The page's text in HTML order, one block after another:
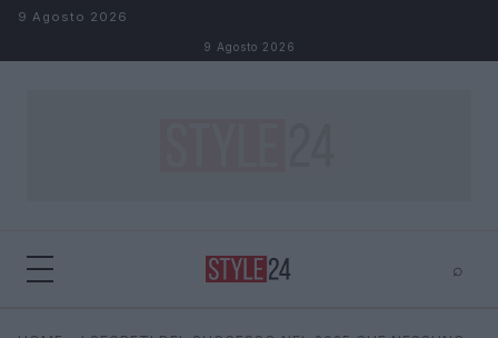
Salta al contenuto
9 Agosto 2026
9 Agosto 2026
⌕